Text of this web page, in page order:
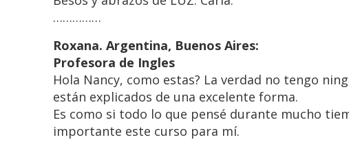
……………
Roxana. Argentina, Buenos Aires:
Profesora de Ingles
Hola Nancy, como estas? La verdad no tengo
están explicados de una excelente forma.
Es como si todo lo que pensé durante mucho
importante este curso para mí.